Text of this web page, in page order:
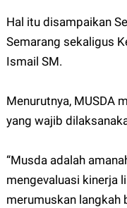
Hal itu disampaikan
Semarang sekaligus
Ismail SM.
Menurutnya, MUSDA
yang wajib
“Musda adalah
mengevaluasi kinerja
merumuskan langkah